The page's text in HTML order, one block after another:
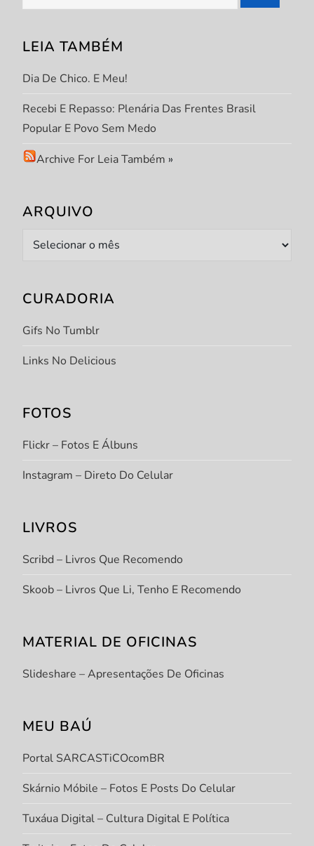
por:
LEIA TAMBÉM
Dia De Chico. E Meu!
Recebi E Repasso: Plenária Das Frentes Brasil
Popular E Povo Sem Medo
Archive For Leia Também »
ARQUIVO
Arquivo
CURADORIA
Gifs No Tumblr
Links No Delicious
FOTOS
Flickr – Fotos E Álbuns
Instagram – Direto Do Celular
LIVROS
Scribd – Livros Que Recomendo
Skoob – Livros Que Li, Tenho E Recomendo
MATERIAL DE OFICINAS
Slideshare – Apresentações De Oficinas
MEU BAÚ
Portal SARCASTiCOcomBR
Skárnio Móbile – Fotos E Posts Do Celular
Tuxáua Digital – Cultura Digital E Política